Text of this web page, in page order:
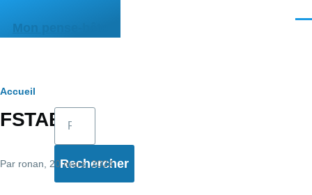
Mon pense-bête
Fil
d'Ariane
Accueil
FSTAB
Par ronan , 20 mars, 2024
Rechercher